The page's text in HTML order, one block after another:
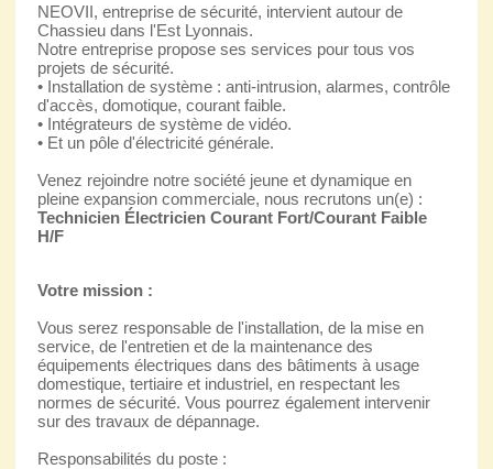
NEOVII, entreprise de sécurité, intervient autour de
Chassieu dans l'Est Lyonnais.
Notre entreprise propose ses services pour tous vos
projets de sécurité.
• Installation de système : anti-intrusion, alarmes, contrôle
d'accès, domotique, courant faible.
• Intégrateurs de système de vidéo.
• Et un pôle d'électricité générale.
Venez rejoindre notre société jeune et dynamique en
pleine expansion commerciale, nous recrutons un(e) :
Technicien Électricien Courant Fort/Courant Faible
H/F
Votre mission :
Vous serez responsable de l'installation, de la mise en
service, de l'entretien et de la maintenance des
équipements électriques dans des bâtiments à usage
domestique, tertiaire et industriel, en respectant les
normes de sécurité. Vous pourrez également intervenir
sur des travaux de dépannage.
Responsabilités du poste :